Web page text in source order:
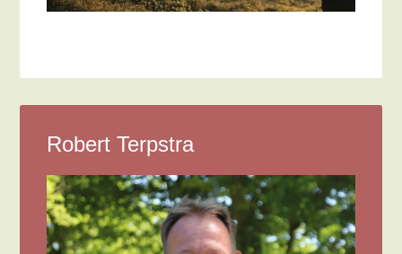
Robert Terpstra